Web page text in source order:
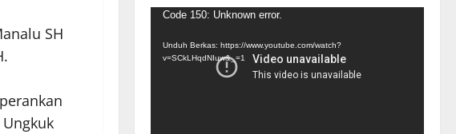
SH
Pemutar
Code 150: Unknown error.
Unduh Berkas: https://www.youtube.com/watch?
v=SCkLHqdNIuw&_=1